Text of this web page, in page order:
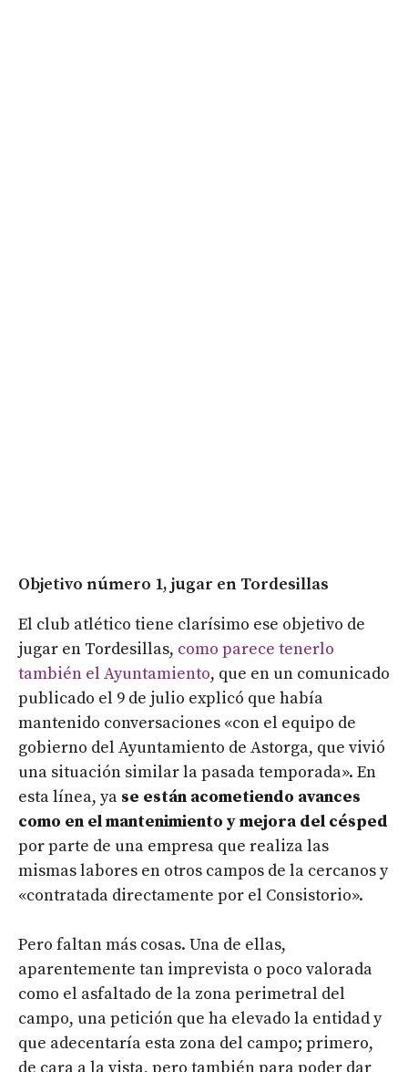
Objetivo número 1, jugar en Tordesillas
El club atlético tiene clarísimo ese objetivo de
jugar en Tordesillas, como parece tenerlo
también el Ayuntamiento, que en un comunicado
publicado el 9 de julio explicó que había
mantenido conversaciones «con el equipo de
gobierno del Ayuntamiento de Astorga, que vivió
una situación similar la pasada temporada». En
esta línea, ya se están acometiendo avances
como en el mantenimiento y mejora del césped
por parte de una empresa que realiza las
mismas labores en otros campos de la cercanos y
«contratada directamente por el Consistorio».
Pero faltan más cosas. Una de ellas,
aparentemente tan imprevista o poco valorada
como el asfaltado de la zona perimetral del
campo, una petición que ha elevado la entidad y
que adecentaría esta zona del campo; primero,
de cara a la vista, pero también para poder dar